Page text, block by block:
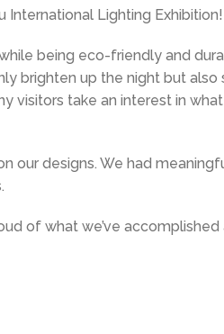
Lighting Exhibition!
being eco-friendly and
brighten up the night but also
visitors take an interest in
our designs. We had
.
of what we’ve accomplished